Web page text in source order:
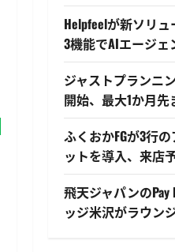
Helpfeelが新ソリ
3機能でAIエージ
ジャストプランニ
開始、最大1か月先
ふくおかFGが3行
ットを導入、来店
飛天ジャパンのPay
ッジ米沢がラウン